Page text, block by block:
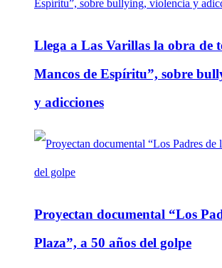
Llega a Las Varillas la obra de
Mancos de Espíritu”, sobre
y adicciones
Proyectan documental “Los
Plaza”, a 50 años del golpe